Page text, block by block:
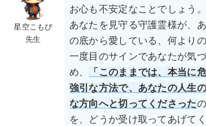
星空こもぴ
先生
お心も不安定なことでしょう
あなたを見守る守護霊様が、
の底から愛している、何より
一度目のサインであなたが気
め、
「このままでは、本当に
強引な方法で、あなたの人生
な方向へと切ってくださった
を、どうか受け取ってあげてく